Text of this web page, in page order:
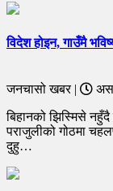
विदेश होइन, गाउँमै
जनचासो खबर |
बिहानको झिस्मिसे नहुँदै
पराजुलीको गोठमा
दुहु…